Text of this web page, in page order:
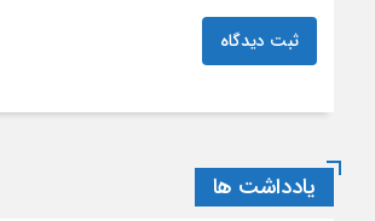
ثبت دیدگاه
یادداشت ها